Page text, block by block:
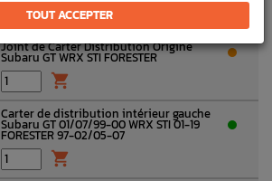

Joint de Carter Distribution Origine
Subaru GT WRX STI FORESTER

Carter de distribution intérieur gauche
Subaru GT 01/07/99-00 WRX STI 01-19
FORESTER 97-02/05-07

TOUT ACCEPTER